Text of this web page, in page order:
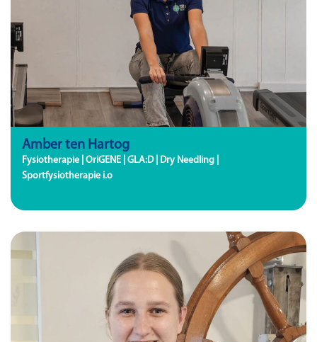
Amber ten Hartog
Fysiotherapie | OriGENE | GLA:D | Dry Needling |
Sportfysiotherapie i.o